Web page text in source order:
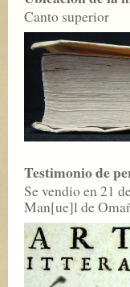
Canto superior
Testimonio de
Se vendio en 21
Man[ue]l de